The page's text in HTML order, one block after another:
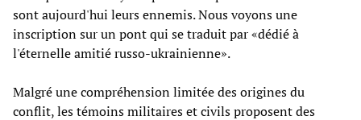
sont aujourd'hui leurs ennemis. Nous voyons une
inscription sur un pont qui se traduit par «dédié à
l'éternelle amitié russo-ukrainienne».
Malgré une compréhension limitée des origines du
conflit, les témoins militaires et civils proposent des